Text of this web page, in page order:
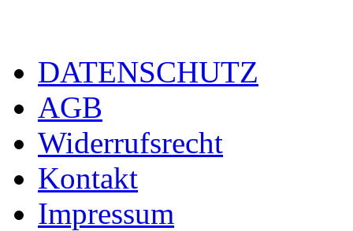
DATENSCHUTZ
AGB
Widerrufsrecht
Kontakt
Impressum